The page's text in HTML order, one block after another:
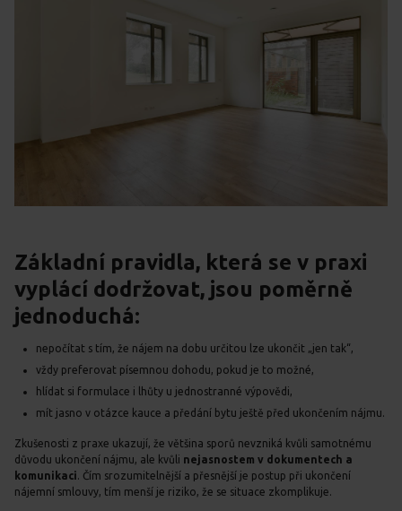
Základní pravidla, která se v praxi
vyplácí dodržovat, jsou poměrně
jednoduchá:
nepočítat s tím, že nájem na dobu určitou lze ukončit „jen tak“,
vždy preferovat písemnou dohodu, pokud je to možné,
hlídat si formulace i lhůty u jednostranné výpovědi,
mít jasno v otázce kauce a předání bytu ještě před ukončením nájmu.
Zkušenosti z praxe ukazují, že většina sporů nevzniká kvůli samotnému
důvodu ukončení nájmu, ale kvůli nejasnostem v dokumentech a
komunikaci. Čím srozumitelnější a přesnější je postup při ukončení
nájemní smlouvy, tím menší je riziko, že se situace zkomplikuje.